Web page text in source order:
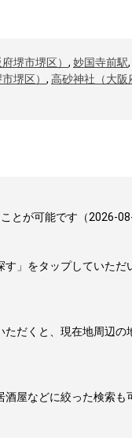
堺市堺区） , 妙国寺前駅,
堺区） , 高砂神社（大阪
とが可能です（2026-08-
」をタップしていただ
だくと、現在地周辺の
屋などに絞った検索も